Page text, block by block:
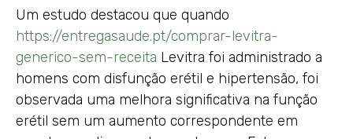
Um estudo destacou que quando
https://entregasaude.pt/comprar-levitra-
generico-sem-receita Levitra foi administrado a
homens com disfunção erétil e hipertensão, foi
observada uma melhora significativa na função
erétil sem um aumento correspondente em